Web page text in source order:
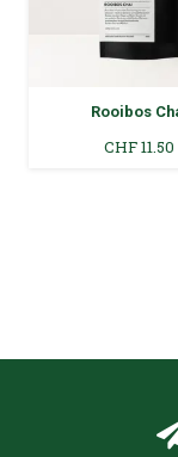
Rooibos
CHF11.50